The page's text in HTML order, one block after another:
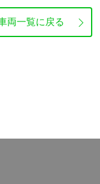
両一覧に戻る